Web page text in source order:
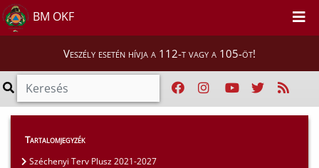
BM OKF
Veszély esetén hívja a 112-t vagy a 105-öt!
Szakmai tájékoztatók
SZÉCHENYI 2020
Tartalomjegyzék
Széchenyi Terv Plusz 2021-2027